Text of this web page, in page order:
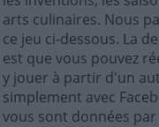
arts culinaires. Nous
ce jeu ci-dessous. La
est que vous pouvez
y jouer à partir d'un
simplement avec
vous sont données